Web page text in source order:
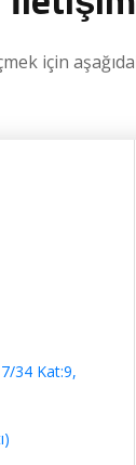
için
34 Kat:9,